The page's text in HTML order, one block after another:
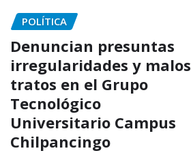
POLÍTICA
Denuncian presuntas
irregularidades y malos
tratos en el Grupo
Tecnológico
Universitario Campus
Chilpancingo